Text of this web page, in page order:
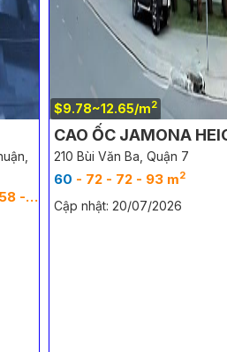
- 172 - 190 - 430 - 520 - 530 -
3258 m
$9.78~12.65/m2
CAO ỐC JAMONA
210 Bùi Văn Ba, Quận 7
60 - 72 - 72 - 93 m2
Cập nhật: 20/07/2026